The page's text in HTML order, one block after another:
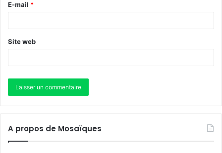
E-mail *
Site web
A propos de Mosaïques